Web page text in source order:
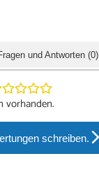
und Antworten (0)
vorhanden.
schreiben.